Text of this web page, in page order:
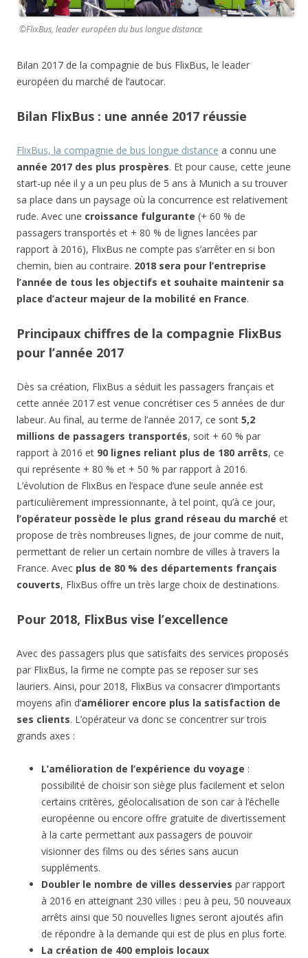
©FlixBus, leader européen du bus longue distance
Bilan 2017 de la compagnie de bus FlixBus, le leader
européen du marché de l’autocar.
Bilan FlixBus : une année 2017 réussie
FlixBus, la compagnie de bus longue distance a connu une
année 2017 des plus prospères. Et pour cause, cette jeune
start-up née il y a un peu plus de 5 ans à Munich a su trouver
sa place dans un paysage où la concurrence est relativement
rude. Avec une croissance fulgurante (+ 60 % de
passagers transportés et + 80 % de lignes lancées par
rapport à 2016), FlixBus ne compte pas s’arrêter en si bon
chemin, bien au contraire. 2018 sera pour l’entreprise
l’année de tous les objectifs et souhaite maintenir sa
place d’acteur majeur de la mobilité en France.
Principaux chiffres de la compagnie FlixBus
pour l’année 2017
Dès sa création, FlixBus a séduit les passagers français et
cette année 2017 est venue concrétiser ces 5 années de dur
labeur. Au final, au terme de l’année 2017, ce sont 5,2
millions de passagers transportés, soit + 60 % par
rapport à 2016 et 90 lignes reliant plus de 180 arrêts, ce
qui représente + 80 % et + 50 % par rapport à 2016.
L’évolution de FlixBus en l’espace d’une seule année est
particulièrement impressionnante, à tel point, qu’à ce jour,
l’opérateur possède le plus grand réseau du marché et
propose de très nombreuses lignes, de jour comme de nuit,
permettant de relier un certain nombre de villes à travers la
France. Avec plus de 80 % des départements français
couverts, FlixBus offre un très large choix de destinations.
Pour 2018, FlixBus vise l’excellence
Avec des passagers plus que satisfaits des services proposés
par FlixBus, la firme ne compte pas se reposer sur ses
lauriers. Ainsi, pour 2018, FlixBus va consacrer d’importants
moyens afin d’améliorer encore plus la satisfaction de
ses clients. L’opérateur va donc se concentrer sur trois
grands axes :
L’amélioration de l’expérience du voyage :
possibilité de choisir son siège plus facilement et selon
certains critères, géolocalisation de son car à l’échelle
européenne ou encore offre gratuite de divertissement
à la carte permettant aux passagers de pouvoir
visionner des films ou des séries sans aucun
suppléments.
Doubler le nombre de villes desservies par rapport
à 2016 en atteignant 230 villes : peu à peu, 50 nouveaux
arrêts ainsi que 50 nouvelles lignes seront ajoutés afin
de répondre à la demande qui est de plus en plus forte.
La création de 400 emplois locaux